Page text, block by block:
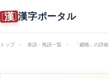
漢 漢字ポータル
トップ 単語・熟語一覧 「威憾」の詳細